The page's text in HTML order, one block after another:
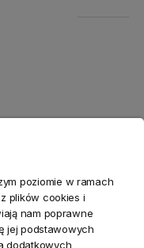
–szafka
poziomie w ramach
plików cookies i
nam poprawne
jej podstawowych
dodatkowych